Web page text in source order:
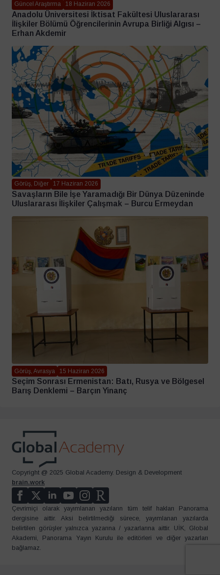
Güncel Araştırma 18 Haziran 2026
Anadolu Üniversitesi İktisat Fakültesi Uluslararası
İlişkiler Bölümü Öğrencilerinin Avrupa Birliği Algısı –
Erhan Akdemir
Görüş, Diğer 17 Haziran 2026
Savaşların Bile İşe Yaramadığı Bir Dünya Düzeninde
Uluslararası İlişkiler Çalışmak – Burcu Ermeydan
Görüş, Avrasya 15 Haziran 2026
Seçim Sonrası Ermenistan: Batı, Rusya ve Bölgesel
Barış Denklemi – Barçın Yinanç
Copyright @ 2025 Global Academy. Design & Development
brain.work
Çevrimiçi olarak yayımlanan yazıların tüm telif hakları Panorama
dergisine aittir. Aksi belirtilmediği sürece, yayımlanan yazılarda
belirtilen görüşler yalnızca yazarına / yazarlarına aittir. UİK, Global
Akademi, Panorama Yayın Kurulu ile editörleri ve diğer yazarları
bağlamaz.